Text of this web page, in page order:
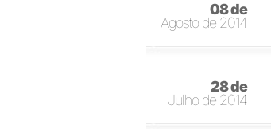
08 de
Agosto de 2014
28 de
Julho de 2014